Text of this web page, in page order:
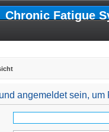
Chronic Fatigue
angemeldet sein,